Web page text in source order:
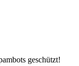
geschützt!